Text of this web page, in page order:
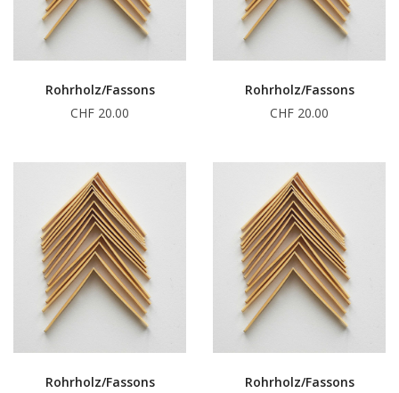
Rohrholz/Fassons
CHF 20.00
Rohrholz/Fassons
CHF 20.00
Rohrholz/Fassons
Rohrholz/Fassons